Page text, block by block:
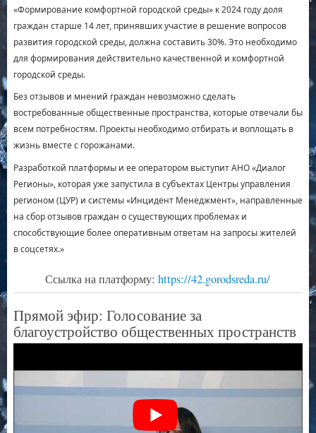
«Формирование комфортной городской среды» к 2024 году доля
граждан старше 14 лет, принявших участие в решение вопросов
развития городской среды, должна составить 30%. Это необходимо
для формирования действительно качественной и комфортной
городской среды.
Без отзывов и мнений граждан невозможно сделать
востребованные общественные пространства, которые отвечали бы
всем потребностям. Проекты необходимо отбирать и воплощать в
жизнь вместе с горожанами.
Разработкой платформы и ее оператором выступит АНО «Диалог
Регионы», которая уже запустила в субъектах Центры управления
регионом (ЦУР) и системы «Инцидент Менеджмент», направленные
на сбор отзывов граждан о существующих проблемах и
способствующие более оперативным ответам на запросы жителей
в соцсетях.»
Ссылка на платформу:https://42.gorodsreda.ru/
Прямой эфир: Голосование за
благоустройство общественных пространств